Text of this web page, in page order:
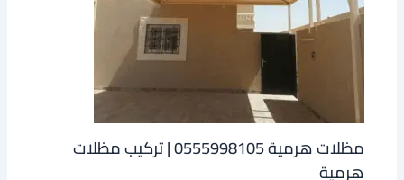
مظلات هرمية 0555998105 | تركيب مظلات
هرمية